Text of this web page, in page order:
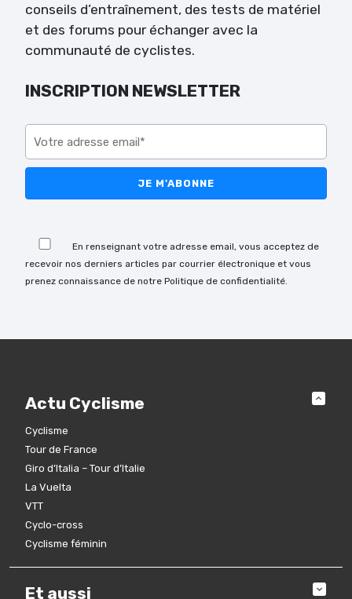
conseils d’entraînement, des tests de matériel
et des forums pour échanger avec la
communauté de cyclistes.
INSCRIPTION NEWSLETTER
En renseignant votre adresse email, vous acceptez de
recevoir nos derniers articles par courrier électronique et vous
prenez connaissance de notre Politique de confidentialité.
Actu Cyclisme
Cyclisme
Tour de France
Giro d’Italia – Tour d’Italie
La Vuelta
VTT
Cyclo-cross
Cyclisme féminin
Et aussi